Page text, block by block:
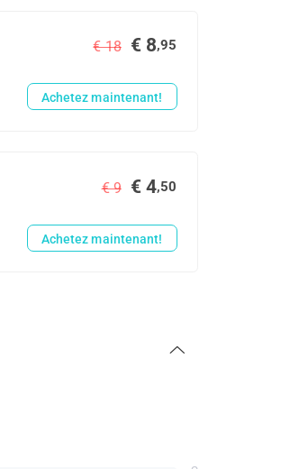
€ 18 € 8,95
Achetez maintenant!
€ 9 € 4,50
Achetez maintenant!